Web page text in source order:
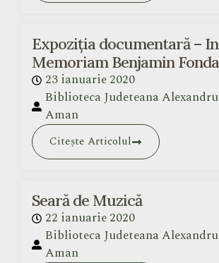
Expoziția documentară – In
Memoriam Benjamin
23 ianuarie 2020
Biblioteca Judeteana
Aman
Citește Articolul
Seară de Muzică
22 ianuarie 2020
Biblioteca Judeteana
Aman